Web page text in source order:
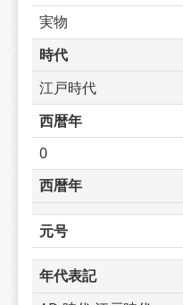
実物
時代
江戸時代
西暦年
0
西暦年
元号
年代表記